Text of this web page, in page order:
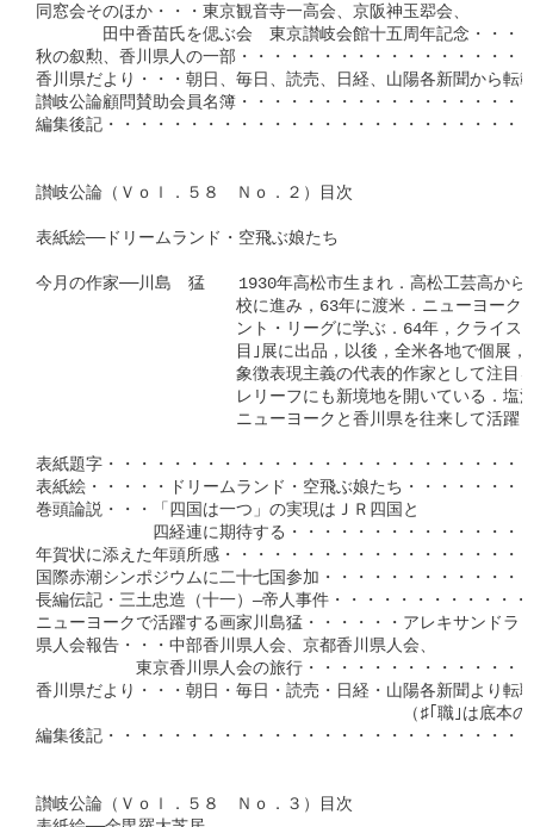
同窓会そのほか・・・東京観音寺一高会、京阪神玉翆会、
田中香苗氏を偲ぶ会　東京讃岐会館十五周年記念・・・・
秋の叙勲、香川県人の一部・・・・・・・・・・・・・・・・・
香川県だより・・・朝日、毎日、読売、日経、山陽各新聞から転
讃岐公論顧問賛助会員名簿・・・・・・・・・・・・・・・・・
編集後記・・・・・・・・・・・・・・・・・・・・・・・・・
讃岐公論（Ｖｏｌ．５８　Ｎｏ．２）目次
表紙絵──ドリームランド・空飛ぶ娘たち
今月の作家──川島　猛　　1930年高松市生まれ．高松工芸高から
校に進み，63年に渡米．ニューヨーク・アー
ント・リーグに学ぶ．64年，クライスラー美
目｣展に出品，以後，全米各地で個展，グル
象徴表現主義の代表的作家として注目を集め
レリーフにも新境地を開いている．塩江町に
ニューヨークと香川県を往来して活躍して
表紙題字・・・・・・・・・・・・・・・・・・・・・・・・・
表紙絵・・・・・ドリームランド・空飛ぶ娘たち・・・・・・・
巻頭論説・・・「四国は一つ」の実現はＪＲ四国と
四経連に期待する・・・・・・・・・・・・・・・・
年賀状に添えた年頭所感・・・・・・・・・・・・・・・・・・
国際赤潮シンポジウムに二十七国参加・・・・・・・・・・・・
長編伝記・三土忠造（十一）―帝人事件・・・・・・・・・・・
ニューヨークで活躍する画家川島猛・・・・・・アレキサンドラ
県人会報告・・・中部香川県人会、京都香川県人会、
東京香川県人会の旅行・・・・・・・・・・・・・・
香川県だより・・・朝日・毎日・読売・日経・山陽各新聞より転
（♯｢職｣は底本のママ）・・
編集後記・・・・・・・・・・・・・・・・・・・・・・・・・
讃岐公論（Ｖｏｌ．５８　Ｎｏ．３）目次